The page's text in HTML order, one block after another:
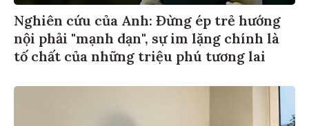
Nghiên cứu của Anh: Đừng ép trẻ hướng
nội phải "mạnh dạn", sự im lặng chính là
tố chất của những triệu phú tương lai